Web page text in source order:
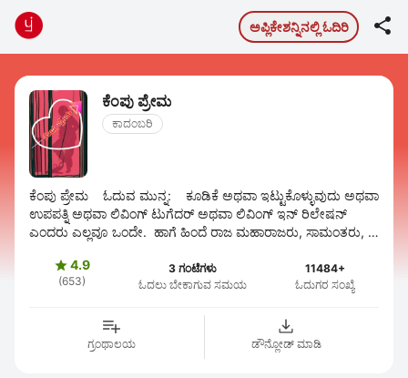
ಅಪ್ಲಿಕೇಶನ್ನಿನಲ್ಲಿ ಓದಿರಿ 
ಕೆಂಪು ಪ್ರೇಮ
ಕಾದಂಬರಿ
ಕೆಂಪು ಪ್ರೇಮ ಓದುವ ಮುನ್ನ: ಕೂಡಿಕೆ ಅಥವಾ ಇಟ್ಟುಕೊಳ್ಳುವುದು ಅಥವಾ
ಉಪಪತ್ನಿ ಅಥವಾ ಲಿವಿಂಗ್ ಟುಗೆದರ್ ಅಥವಾ ಲಿವಿಂಗ್ ಇನ್ ರಿಲೇಷನ್
ಎಂದರು ಎಲ್ಲವೂ ಒಂದೇ. ಹಾಗೆ ಹಿಂದೆ ರಾಜ ಮಹಾರಾಜರು, ಸಾಮಂತರು,
4.9
(653)
3 ಗಂಟೆಗಳು
ಓದಲು ಬೇಕಾಗುವ ಸಮಯ
11484+
ಓದುಗರ ಸಂಖ್ಯೆ
ಗ್ರಂಥಾಲಯ ಡೌನ್ಲೋಡ್ ಮಾಡಿ